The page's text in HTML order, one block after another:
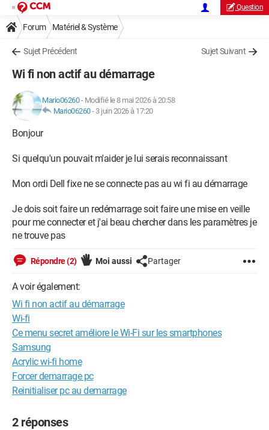
Question
Forum Matériel & Système
Sujet Précédent Sujet Suivant
Wi fi non actif au démarrage
Mario06260- Modifié le 8 mai 2026 à 20:58
Mario06260- 3 juin 2026 à 17:20
Bonjour
Si quelqu'un pouvait m'aider je lui serais reconnaissant
Mon ordi Dell fixe ne se connecte pas au wi fi au démarrage
Je dois soit faire un redémarrage soit faire une mise en veille
pour me connecter et j'ai beau chercher dans les paramètres je
ne trouve pas
Répondre (2) Moi aussi Partager
A voir également:
Wi fi non actif au démarrage
Wi-fi
Ce menu secret améliore le Wi-Fi sur les smartphones
Samsung
Acrylic wi-fi home
Forcer demarrage pc
Reinitialiser pc au demarrage
2 réponses